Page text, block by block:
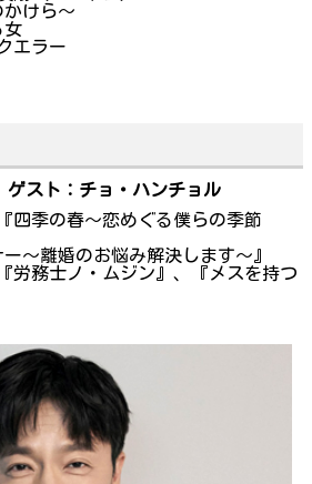
ら～
エラー
ゲスト：チョ・ハンチョル
四季の春～恋めぐる僕らの季節
～離婚のお悩み解決します～』
労務士ノ・ムジン』、『メスを持つ